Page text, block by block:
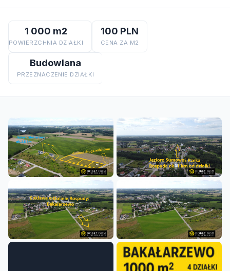
1 000 m2
POWIERZCHNIA DZIAŁKI
100 PLN
CENA ZA M2
Budowlana
PRZEZNACZENIE DZIAŁKI